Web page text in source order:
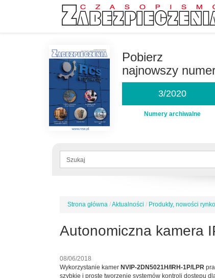
Pobierz
najnowszy
3/2020
Numery archiwalne
Formularz
Jesteś
Strona główna /Aktualności / Produkty, nowości
Autonomiczna kamera
08/06/2018
Wykorzystanie kamer NVIP-2DN5021H/IRH-1P/LPR
szybkie i proste tworzenie systemów kontroli dostępu